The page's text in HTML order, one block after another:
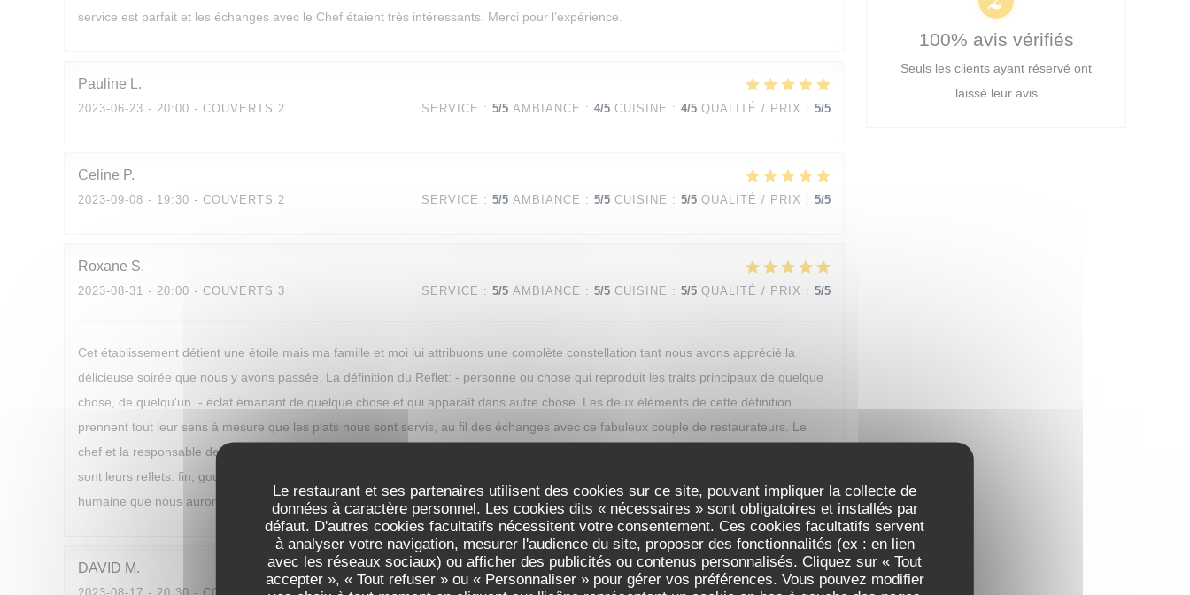
Le restaurant et ses partenaires utilisent des cookies sur ce site, pouvant impliquer la collecte de
données à caractère personnel. Les cookies dits « nécessaires » sont obligatoires et installés par
défaut. D'autres cookies facultatifs nécessitent votre consentement. Ces cookies facultatifs servent
à analyser votre navigation, mesurer l'audience du site, proposer des fonctionnalités (ex : en lien
avec les réseaux sociaux) ou afficher des publicités ou contenus personnalisés. Cliquez sur « Tout
accepter », « Tout refuser » ou « Personnaliser » pour gérer vos préférences. Vous pouvez modifier
service est parfait et les échanges avec le Chef étaient très intéressants. Merci pour l’expérience.
Pauline L
2023-06-23 - 20:00 - COUVERTS 2 SERVICE : 5/5 AMBIANCE : 4/5 CUISINE : 4/5 QUALITÉ / PRIX : 5/5
Celine P
2023-09-08 - 19:30 - COUVERTS 2 SERVICE : 5/5 AMBIANCE : 5/5 CUISINE : 5/5 QUALITÉ / PRIX : 5/5
Roxane S
2023-08-31 - 20:00 - COUVERTS 3 SERVICE : 5/5 AMBIANCE : 5/5 CUISINE : 5/5 QUALITÉ / PRIX : 5/5
Cet établissement détient une étoile mais ma famille et moi lui attribuons une complète constellation tant nous avons apprécié la
délicieuse soirée que nous y avons passée. La définition du Reflet: - personne ou chose qui reproduit les traits principaux de quelque
chose, de quelqu'un. - éclat émanant de quelque chose et qui apparaît dans autre chose. Les deux éléments de cette définition
prennent tout leur sens à mesure que les plats nous sont servis, au fil des échanges avec ce fabuleux couple de restaurateurs. Le
chef et la responsable de salle et sommelière sont passionnés et passionnants ! La cuisine et le service sont à leurs images, ils en
sont leurs reflets: fin, gourmand, audacieux, créatif, attentionné, complice,... Merci pour cette savoureuse expérience culinaire et
humaine que nous aurons plaisir de renouveler prochainement...
DAVID M
100% avis vérifiés
Seuls les clients ayant réservé ont
laissé leur avis